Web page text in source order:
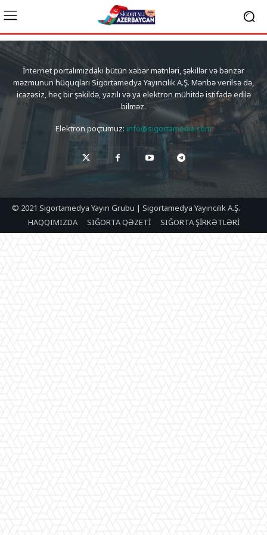
İnternet portalımızdakı bütün xəbər mətnləri, şəkillər və bənzər
məzmunun hüquqları Sigortamedya Yayıncılık A.Ş. Mənbə verilsə də,
icazəsiz, heç bir şəkildə, yazılı və ya elektron mühitdə istifadə edilə
bilməz.
Elektron poçtumuz: info@sigortamedia.com
© 2021 Sigortamedya Yayın Grubu | Sigortamedya Yayıncılık A.Ş.
HAQQIMIZDA
SIĞORTA QƏZETİ SIĞORTA ŞİRKƏTLƏRİ